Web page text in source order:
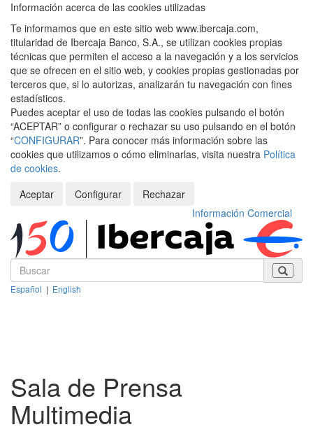
Información acerca de las cookies utilizadas
Te informamos que en este sitio web www.ibercaja.com,
titularidad de Ibercaja Banco, S.A., se utilizan cookies propias
técnicas que permiten el acceso a la navegación y a los servicios
que se ofrecen en el sitio web, y cookies propias gestionadas por
terceros que, si lo autorizas, analizarán tu navegación con fines
estadísticos.
Puedes aceptar el uso de todas las cookies pulsando el botón
“ACEPTAR” o configurar o rechazar su uso pulsando en el botón
“CONFIGURAR”. Para conocer más información sobre las
cookies que utilizamos o cómo eliminarlas, visita nuestra Política
de cookies.
Aceptar
Configurar
Rechazar
Información Comercial
Español | English
Sala de Prensa
Multimedia